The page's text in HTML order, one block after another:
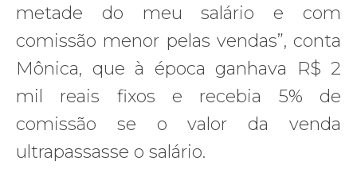
metade do meu salário e com
comissão menor pelas vendas”, conta
Mônica, que à época ganhava R$ 2
mil reais fixos e recebia 5% de
comissão se o valor da venda
ultrapassasse o salário.